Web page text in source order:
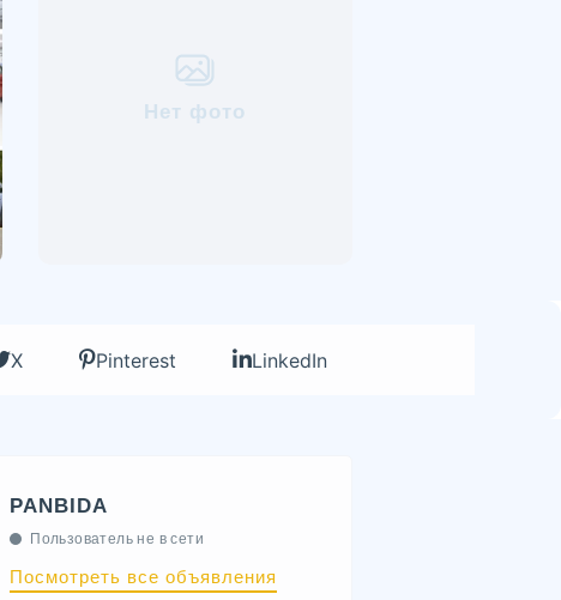
Нет фото
X Pinterest LinkedIn
PANBIDA
Пользователь не в сети
Посмотреть все объявления